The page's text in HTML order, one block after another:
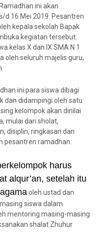
ini akan
d 16 Mei 2019. Pesantren
kepala sekolah Bapak
kegiatan tersebut.
kelas X dan IX SMA N 1
oleh seluruh majelis guru,
ini para siswa dibagi
dan didampingi oleh satu
kelompok akan dinilai
mulai dari sholat,
disiplin, ringkasan dan
pesantren ramadhan.
harus
alqur’an, setelah itu
oleh ustad dan
siswa dalam
mentoring masing-masing
shalat Zhuhur